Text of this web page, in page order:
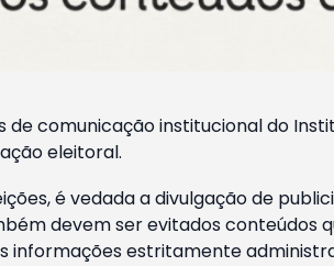
de comunicação institucional do
eleitoral.
é vedada a divulgação de
devem ser evitados
informações estritamente